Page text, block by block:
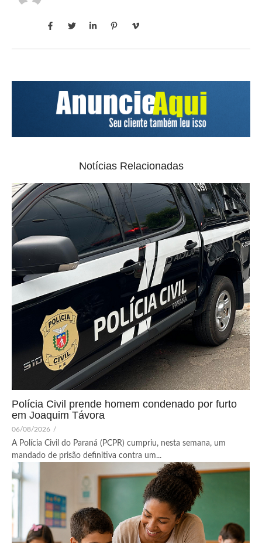
Notícias Relacionadas
Polícia Civil prende homem condenado por furto
em Joaquim Távora
06/08/2026 /
A Polícia Civil do Paraná (PCPR) cumpriu, nesta semana, um
mandado de prisão definitiva contra um...